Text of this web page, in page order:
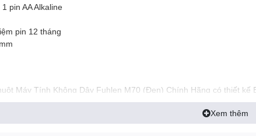
pin AA Alkaline
pin 12 tháng
Máy Tính Không Dây Fuhlen M70 (Đen) Chính Hãng có thiết
trong thời gian dài.
Tính Không Dây Fuhlen M70 (Đen) Chính Hãng với độ phân
hành thoải mái trên nhiều bề mặt khác nhau.
Xem thêm